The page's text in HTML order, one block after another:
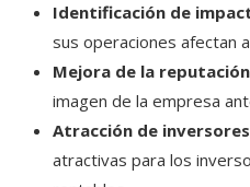
Identificación de
sus operaciones afectan
Mejora de la reputación
imagen de la empresa
Atracción de inversores
atractivas para los